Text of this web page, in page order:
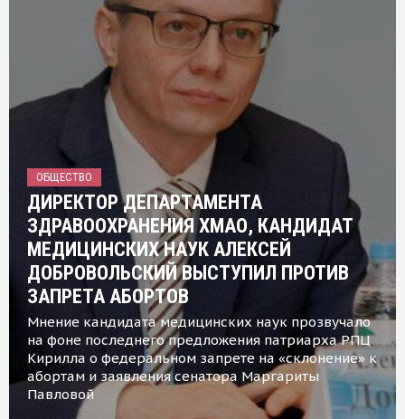
ОБЩЕСТВО
ДИРЕКТОР ДЕПАРТАМЕНТА
ЗДРАВООХРАНЕНИЯ ХМАО, КАНДИДАТ
МЕДИЦИНСКИХ НАУК АЛЕКСЕЙ
ДОБРОВОЛЬСКИЙ ВЫСТУПИЛ ПРОТИВ
ЗАПРЕТА АБОРТОВ
Мнение кандидата медицинских наук прозвучало
на фоне последнего предложения патриарха РПЦ
Кирилла о федеральном запрете на «склонение» к
абортам и заявления сенатора Маргариты
Павловой